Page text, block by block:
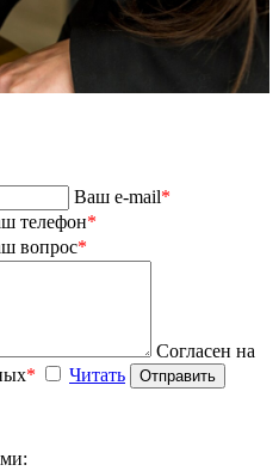
Ваш e-mail*
телефон*
вопрос*
Согласен на
* Читать